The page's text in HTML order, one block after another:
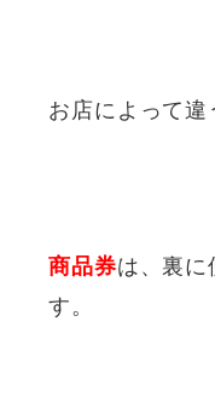
お店によって違
商品券は、裏に
す。